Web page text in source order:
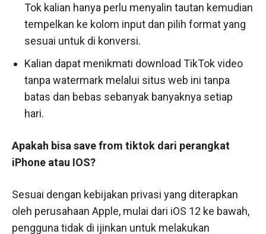
Tok kalian hanya perlu menyalin tautan kemudian
tempelkan ke kolom input dan pilih format yang
sesuai untuk di konversi.
Kalian dapat menikmati download TikTok video
tanpa watermark melalui situs web ini tanpa
batas dan bebas sebanyak banyaknya setiap
hari.
Apakah bisa save from tiktok dari perangkat
iPhone atau IOS?
Sesuai dengan kebijakan privasi yang diterapkan
oleh perusahaan Apple, mulai dari iOS 12 ke bawah,
pengguna tidak di ijinkan untuk melakukan